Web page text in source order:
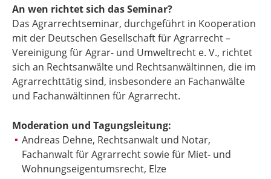
An wen richtet sich das Seminar?
Das Agrarrechtseminar, durchgeführt in Kooperation
mit der Deutschen Gesellschaft für Agrarrecht –
Vereinigung für Agrar- und Umweltrecht e. V., richtet
sich an Rechtsanwälte und Rechtsanwältinnen, die im
Agrarrechttätig sind, insbesondere an Fachanwälte
und Fachanwältinnen für Agrarrecht.
Moderation und Tagungsleitung:
Andreas Dehne, Rechtsanwalt und Notar,
Fachanwalt für Agrarrecht sowie für Miet- und
Wohnungseigentumsrecht, Elze